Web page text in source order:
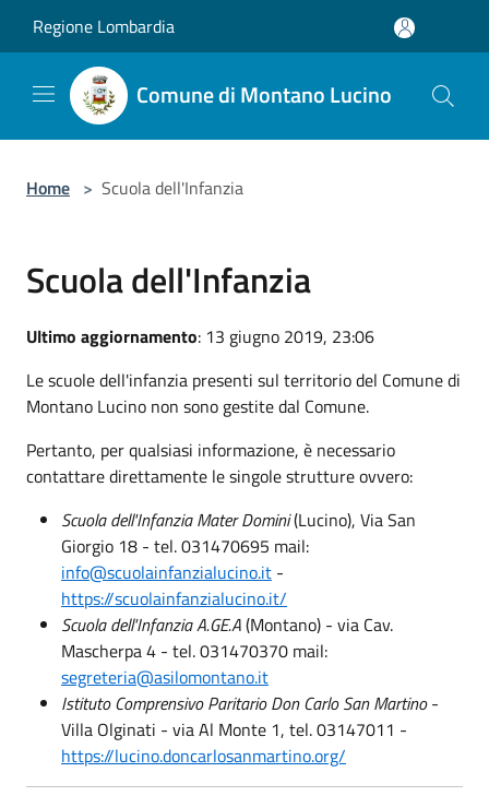
Regione Lombardia
Comune di Montano Lucino
Home > Scuola dell'Infanzia
Scuola dell'Infanzia
Ultimo aggiornamento: 13 giugno 2019, 23:06
Le scuole dell'infanzia presenti sul territorio del Comune di
Montano Lucino non sono gestite dal Comune.
Pertanto, per qualsiasi informazione, è necessario
contattare direttamente le singole strutture ovvero:
Scuola dell'Infanzia Mater Domini(Lucino), Via San
Giorgio 18 - tel. 031470695 mail:
info@scuolainfanzialucino.it -
https://scuolainfanzialucino.it/
Scuola dell'Infanzia A.GE.A(Montano) - via Cav.
Mascherpa 4 - tel. 031470370 mail:
segreteria@asilomontano.it
Istituto Comprensivo Paritario Don Carlo San Martino-
Villa Olginati - via Al Monte 1, tel. 03147011 -
https://lucino.doncarlosanmartino.org/